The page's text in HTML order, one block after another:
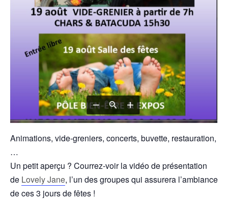
Animations, vide-greniers, concerts, buvette, restauration,
…
Un petit aperçu ? Courrez-voir la vidéo de présentation
de Lovely Jane, l’un des groupes qui assurera l’ambiance
de ces 3 jours de fêtes !